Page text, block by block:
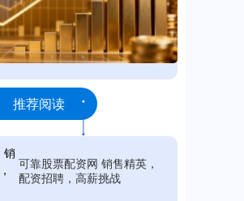
推荐阅读
可靠股票配资网 销售精英，
配资招聘，高薪挑战